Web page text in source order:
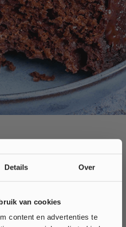
Details Over
van cookies
content en advertenties te